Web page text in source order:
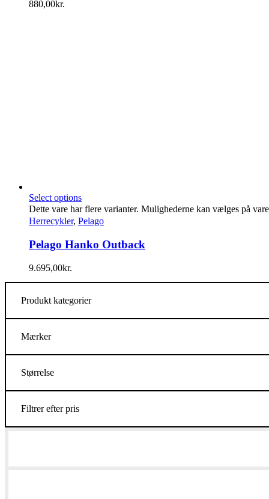
880,00kr.
Select options
Dette vare har flere varianter. Mulighederne kan vælges på
Herrecykler, Pelago
Pelago Hanko Outback
9.695,00kr.
Produkt kategorier
Mærker
Størrelse
Filtrer efter pris